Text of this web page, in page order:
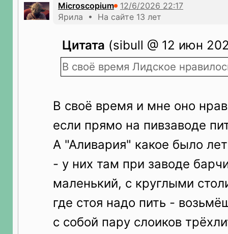
Microscopium
Ярила • На сайте 13 лет
Цитата (sibull @ 12 июн
В своё время Лидское
В своё время и мне оно
если прямо на пивзаводе
А "Аливария" какое было
- у них там при заводе
маленький, с круглыми
где стоя надо пить -
с собой пару слоиков